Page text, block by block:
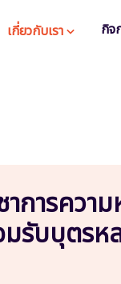
เกี่ยวกับเรา กิจ
าการควา
มรับบุตร